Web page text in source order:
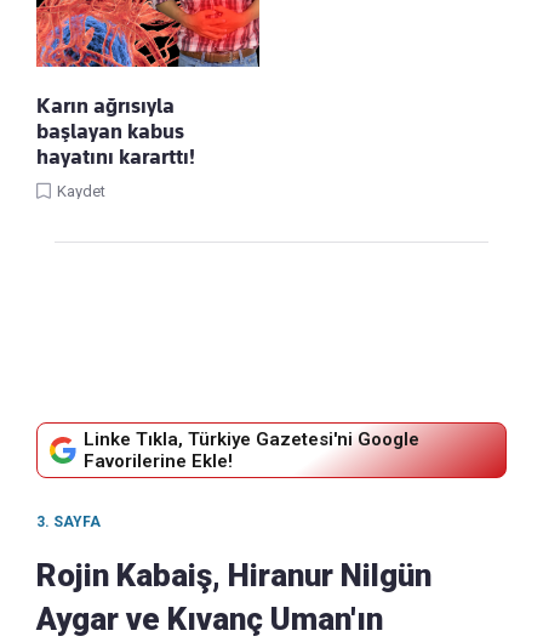
Karın ağrısıyla
başlayan kabus
hayatını kararttı!
Kaydet
Linke Tıkla, Türkiye Gazetesi'ni Google
Favorilerine Ekle!
3. SAYFA
Rojin Kabaiş, Hiranur Nilgün
Aygar ve Kıvanç Uman'ın